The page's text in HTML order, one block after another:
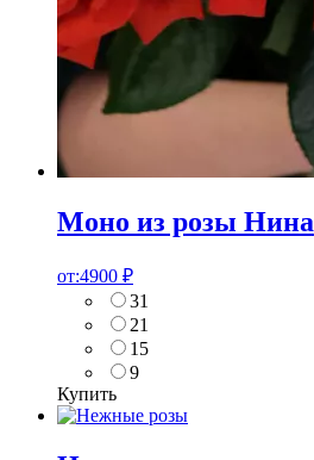
Моно из розы Нина
от:4900 ₽
31
21
15
9
Купить